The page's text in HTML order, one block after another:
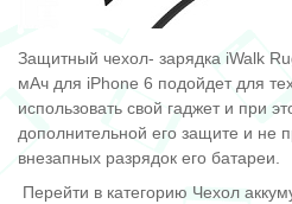
Защитный чехол- зарядка iWalk
мАч для iPhone 6 подойдет для
использовать свой гаджет и при
дополнительной его защите и не
внезапных разрядок его батареи.
Перейти в категорию Чехол